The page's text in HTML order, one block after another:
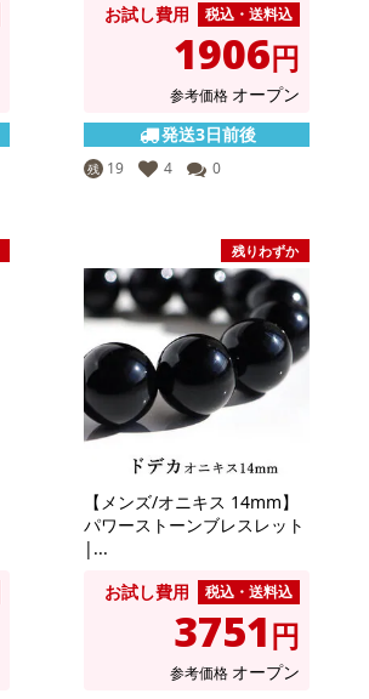
お試し費用
税込・送料込
1906円
参考価格 オープン
発送3日前後
残 19 4 0
残りわずか
【メンズ/オニキス 14mm】
パワーストーンブレスレット
|...
お試し費用
税込・送料込
3751円
参考価格 オープン